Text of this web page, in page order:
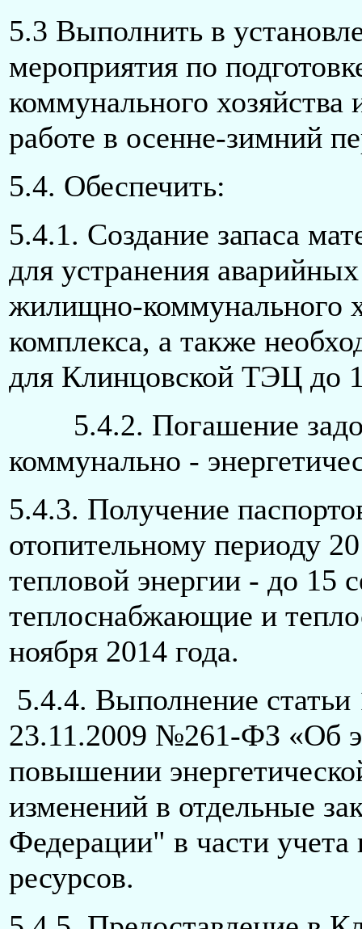
5.3 Выполнить в
мероприятия по
коммунального хозяйства
работе в осенне-зимний
5.4. Обеспечить:
5.4.1. Создание запаса
для устранения
жилищно-коммунального
комплекса, а также
для Клинцовской ТЭЦ до
5.4.2. Погашение
коммунально -
5.4.3. Получение
отопительному периоду
тепловой энергии - до 15
теплоснабжающие и
ноября 2014 года.
5.4.4. Выполнение статьи
23.11.2009 №261-ФЗ «Об
повышении
изменений в отдельные
Федерации" в части учета
ресурсов.